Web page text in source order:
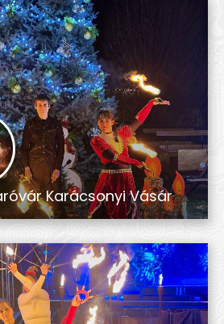
Karácsonyi Vásár